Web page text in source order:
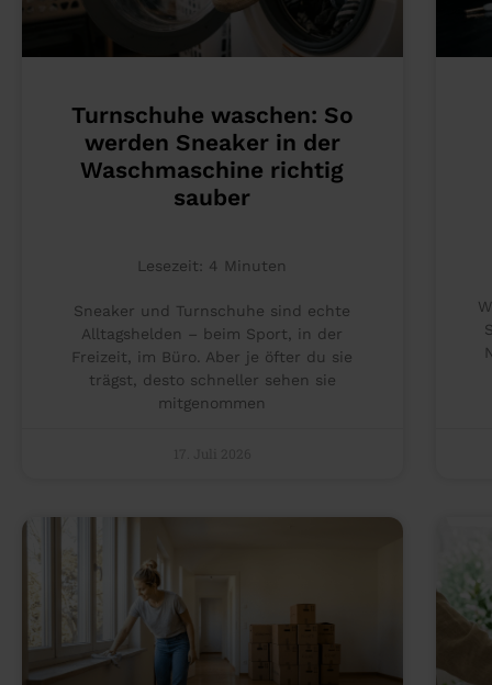
Turnschuhe waschen: So
werden Sneaker in der
Waschmaschine richtig
sauber
Lesezeit: 4 Minuten
Sneaker und Turnschuhe sind echte
Alltagshelden – beim Sport, in der
Freizeit, im Büro. Aber je öfter du sie
trägst, desto schneller sehen sie
mitgenommen